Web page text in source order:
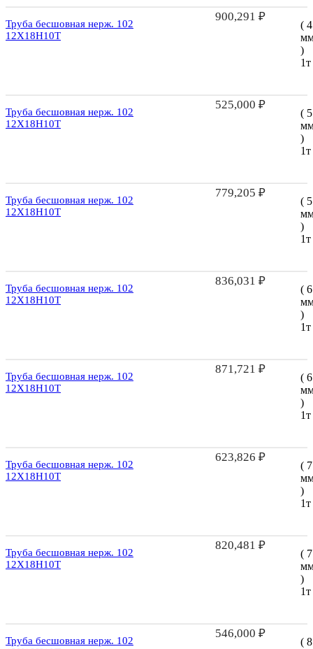
Труба бесшовная нерж. 102
12Х18Н10Т
900,291 ₽
( 4
)
1т
Труба бесшовная нерж. 102
12Х18Н10Т
525,000 ₽
( 5
)
1т
Труба бесшовная нерж. 102
12Х18Н10Т
779,205 ₽
( 5
)
1т
Труба бесшовная нерж. 102
12Х18Н10Т
836,031 ₽
( 6
)
1т
Труба бесшовная нерж. 102
12Х18Н10Т
871,721 ₽
( 6
)
1т
Труба бесшовная нерж. 102
12Х18Н10Т
623,826 ₽
( 7
)
1т
Труба бесшовная нерж. 102
12Х18Н10Т
820,481 ₽
( 7
)
1т
Труба бесшовная нерж. 102
546,000 ₽
( 8